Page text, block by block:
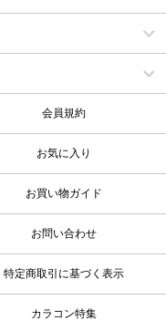
会員規約
お気に入り
お買い物ガイド
お問い合わせ
特定商取引に基づく表示
カラコン特集